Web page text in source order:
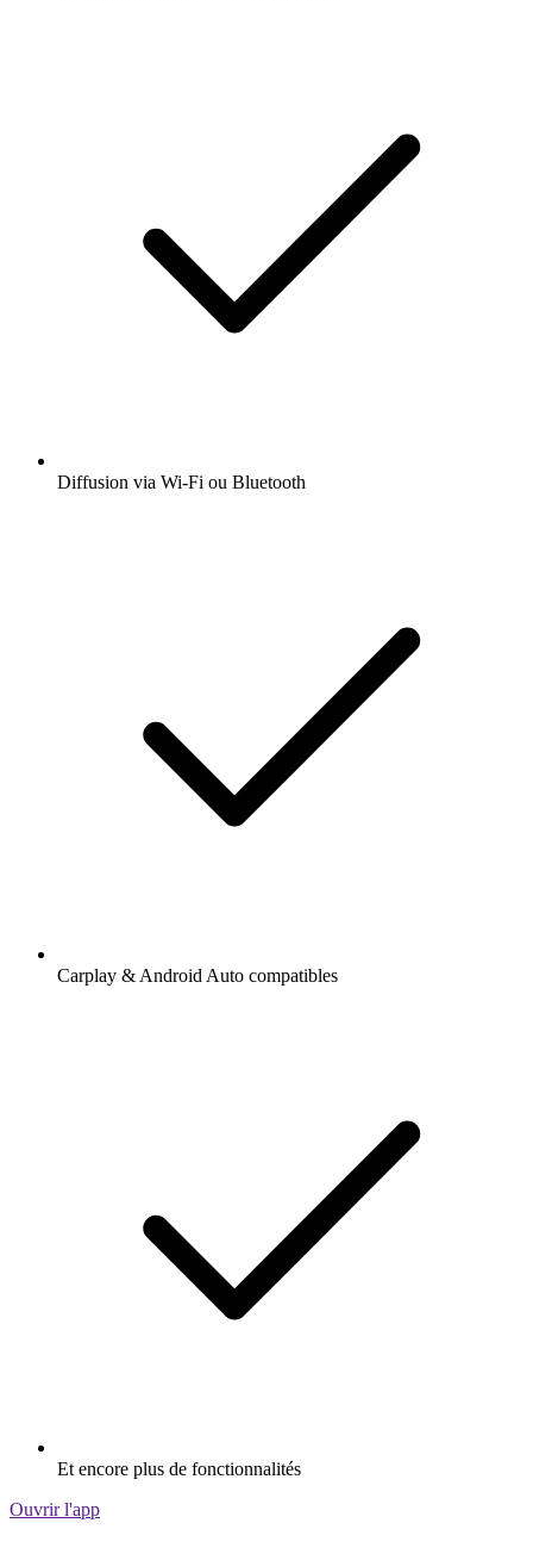
Diffusion via Wi-Fi ou Bluetooth
Carplay & Android Auto compatibles
Et encore plus de fonctionnalités
Ouvrir l'app